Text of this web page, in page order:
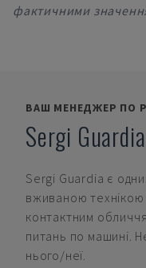
фактичними
ВАШ МЕНЕДЖЕР ПО
Sergi Guardia
Sergi Guardia є
вживаною
контактним
питань по машині.
нього/неї.